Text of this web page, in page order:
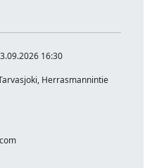
16:30
Herrasmannintie